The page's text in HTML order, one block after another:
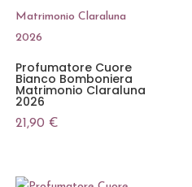
Profumatore Cuore
Bianco Bomboniera
Matrimonio Claraluna
2026
21,90€